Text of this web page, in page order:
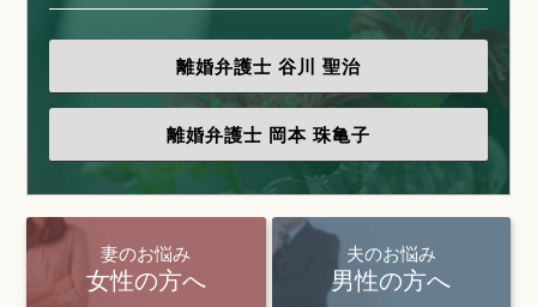
離婚弁護士 谷川 聖治
離婚弁護士 岡本 珠亀子
妻のお悩み
女性の方へ
夫のお悩み
男性の方へ